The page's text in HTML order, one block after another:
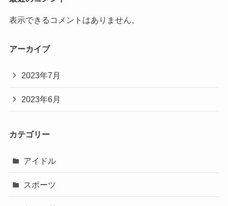
表示できるコメントはありません。
アーカイブ
2023年7月
2023年6月
カテゴリー
アイドル
スポーツ